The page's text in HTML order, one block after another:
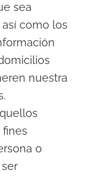
sea
como los
nuestra
o